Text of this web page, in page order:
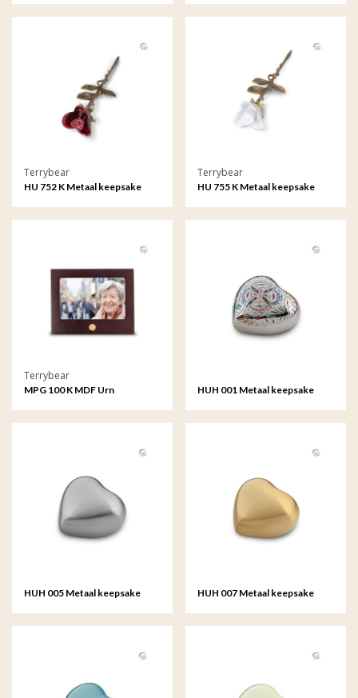
Terrybear
HU 752 K Metaal keepsake
Terrybear
HU 755 K Metaal keepsake
Terrybear
MPG 100 K MDF Urn
HUH 001 Metaal keepsake
HUH 005 Metaal keepsake
HUH 007 Metaal keepsake